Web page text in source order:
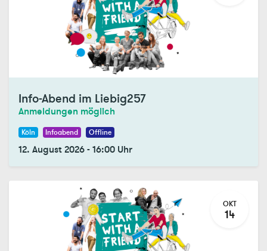
Info-Abend im Liebig257
Anmeldungen möglich
Köln Infoabend Offline
12. August 2026-16:00 Uhr
OKT
14